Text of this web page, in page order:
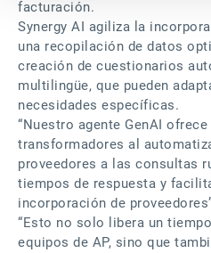
facturación.
Synergy AI agiliza la
una recopilación de datos
creación de cuestionarios
multilingüe, que pueden
necesidades específicas.
“Nuestro agente GenAI
transformadores al
proveedores a las consultas
tiempos de respuesta y
incorporación de
“Esto no solo libera un
equipos de AP, sino que